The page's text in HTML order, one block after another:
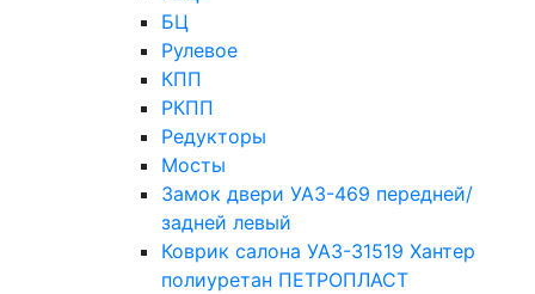
БЦ
Рулевое
КПП
РКПП
Редукторы
Мосты
Замок двери УАЗ-469 передней/
задней левый
Коврик салона УАЗ-31519 Хантер
полиуретан ПЕТРОПЛАСТ